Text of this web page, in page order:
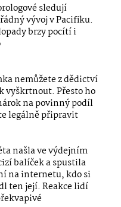
sledují
vývoj v Pacifiku.
brzy pocítí i
nemůžete z dědictví
vyškrtnout. Přesto ho
na povinný podíl
legálně připravit
našla ve výdejním
balíček a spustila
na internetu, kdo si
ten její. Reakce lidí